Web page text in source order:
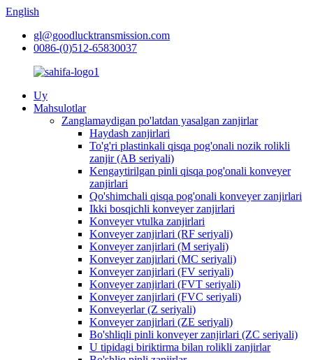
English
gl@goodlucktransmission.com
0086-(0)512-65830037
Uy
Mahsulotlar
Zanglamaydigan po'latdan yasalgan zanjirlar
Haydash zanjirlari
To'g'ri plastinkali qisqa pog'onali nozik rolikli
zanjir (AB seriyali)
Kengaytirilgan pinli qisqa pog'onali konveyer
zanjirlari
Qo'shimchali qisqa pog'onali konveyer zanjirlari
Ikki bosqichli konveyer zanjirlari
Konveyer vtulka zanjirlari
Konveyer zanjirlari (RF seriyali)
Konveyer zanjirlari (M seriyali)
Konveyer zanjirlari (MC seriyali)
Konveyer zanjirlari (FV seriyali)
Konveyer zanjirlari (FVT seriyali)
Konveyer zanjirlari (FVC seriyali)
Konveyerlar (Z seriyali)
Konveyer zanjirlari (ZE seriyali)
Bo'shliqli pinli konveyer zanjirlari (ZC seriyali)
U tipidagi biriktirma bilan rolikli zanjirlar